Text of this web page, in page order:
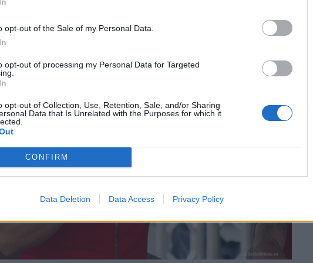
opt-out of the Sale of my Personal Data.
opt-out of processing my Personal Data for Targeted
opt-out of Collection, Use, Retention, Sale, and/or Sharing
Data that Is Unrelated with the Purposes for which it
CONFIRM
Data Deletion Data Access Privacy Policy